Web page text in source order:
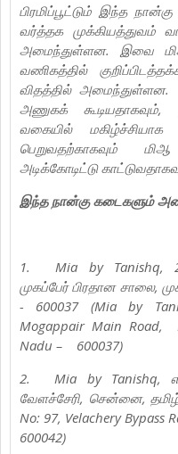
பிரமிப்பூட்டும் இந்த
வர்த்தக முக்கியத்துவம்
அமைந்துள்ளன. இவை
வணிகத்தில்
விதத்தில் அமைந்துள்ளன.
அணுகக் கூடியதாகவும்,
வகையில்
பெறுவதற்காகவும்
அடிக்கோடிட்டு
இந்த நான்கு கடைகளும்
1.
Mia by Tanishq,
முகப்பேர் பிரதான சாலை,
- 600037 (Mia by
Mogappair Main Road,
Nadu –
600037)
2.
Mia by Tanishq,
வேளச்சேரி, சென்னை,
No: 97, Velachery Bypass
600042)